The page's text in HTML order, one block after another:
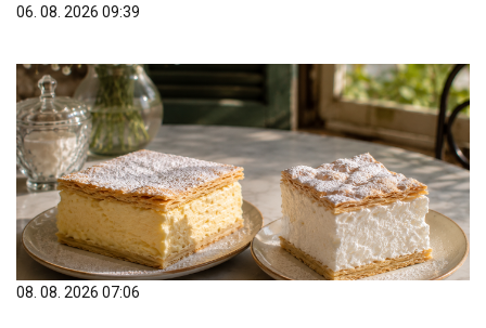
06. 08. 2026 09:39
08. 08. 2026 07:06